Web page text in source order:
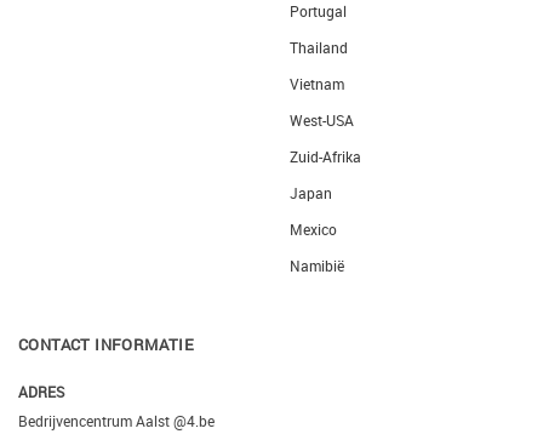
Portugal
Thailand
Vietnam
West-USA
Zuid-Afrika
Japan
Mexico
Namibië
CONTACT INFORMATIE
ADRES
Bedrijvencentrum Aalst @4.be